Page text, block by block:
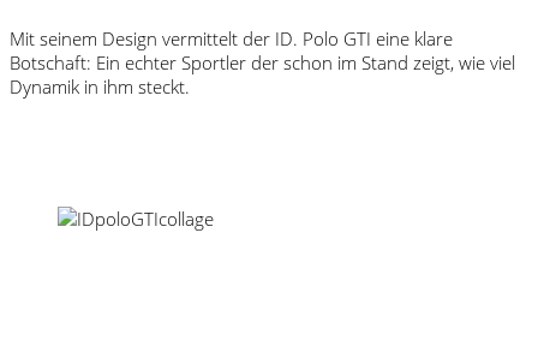
Mit seinem Design vermittelt der ID. Polo GTI eine klare
Botschaft: Ein echter Sportler der schon im Stand zeigt, wie viel
Dynamik in ihm steckt.